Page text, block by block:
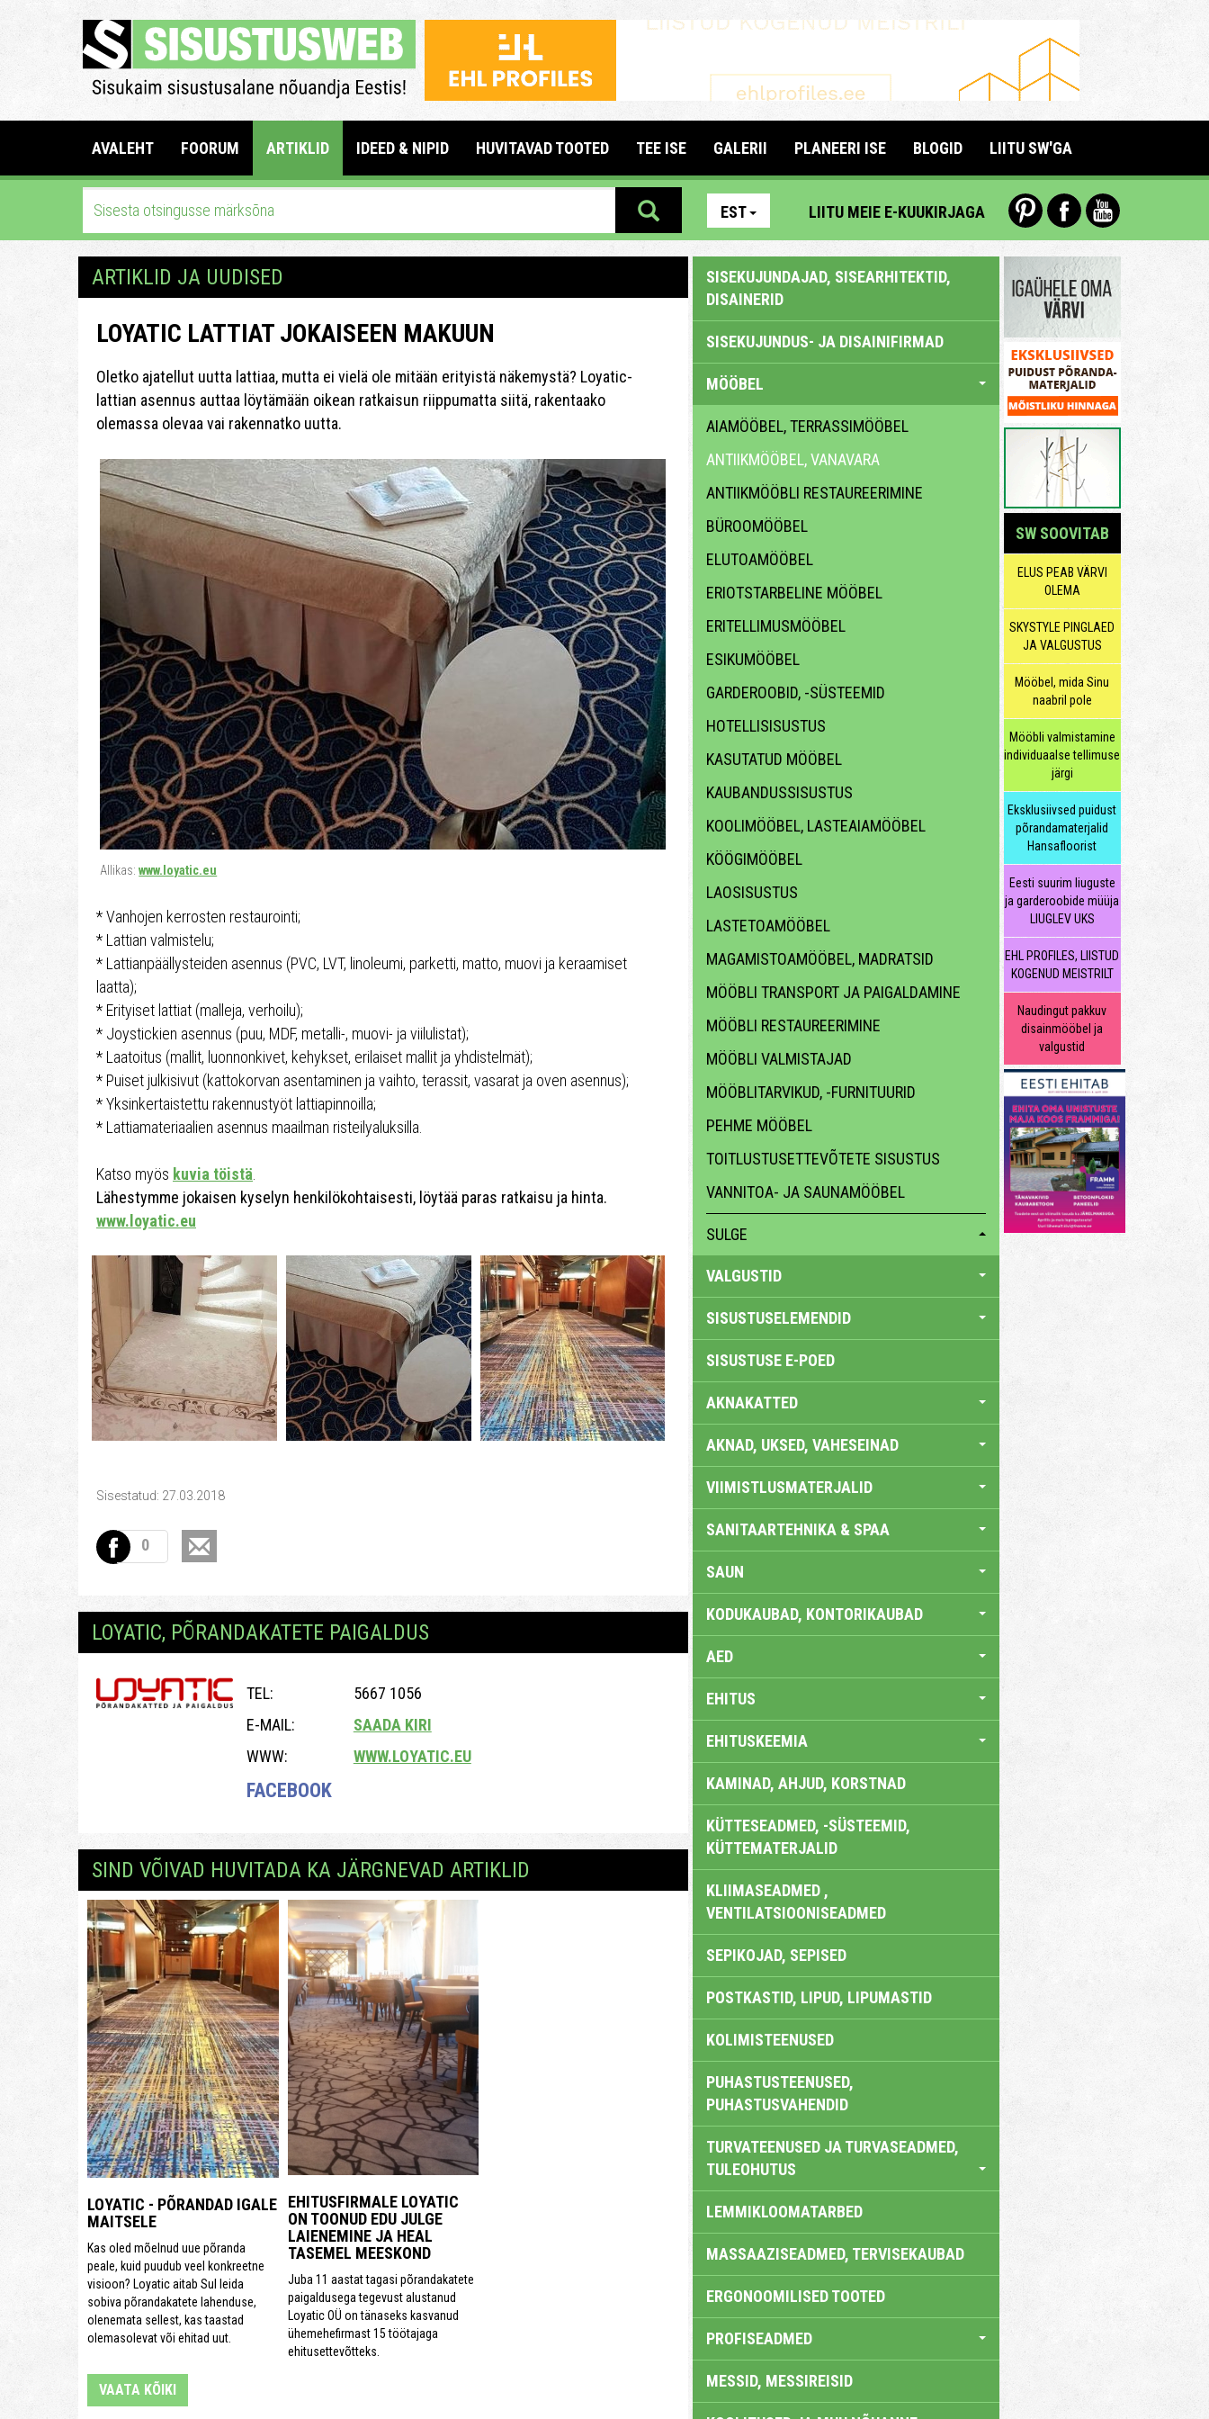
AVALEHT FOORUM ARTIKLID IDEED & NIPID HUVITAVAD TOOTED TEE ISE GALERII PLANEERI ISE BLOGID LIITU SW'GA
EST LIITU MEIE E-KUUKIRJAGA
ARTIKLID JA UUDISED
LOYATIC LATTIAT JOKAISEEN MAKUUN
Oletko ajatellut uutta lattiaa, mutta ei vielä ole mitään erityistä näkemystä? Loyatic-
lattian asennus auttaa löytämään oikean ratkaisun riippumatta siitä, rakentaako
olemassa olevaa vai rakennatko uutta.
Allikas:www.loyatic.eu
* Vanhojen kerrosten restaurointi;
* Lattian valmistelu;
* Lattianpäällysteiden asennus (PVC, LVT, linoleumi, parketti, matto, muovi ja keraamiset
laatta);
* Erityiset lattiat (malleja, verhoilu);
* Joystickien asennus (puu, MDF, metalli-, muovi- ja viilulistat);
* Laatoitus (mallit, luonnonkivet, kehykset, erilaiset mallit ja yhdistelmät);
* Puiset julkisivut (kattokorvan asentaminen ja vaihto, terassit, vasarat ja oven asennus);
* Yksinkertaistettu rakennustyöt lattiapinnoilla;
* Lattiamateriaalien asennus maailman risteilyaluksilla.
Katso myös kuvia töistä
Lähestymme jokaisen kyselyn henkilökohtaisesti, löytää paras ratkaisu ja hinta.
www.loyatic.eu
Sisestatud: 27.03.2018
0
LOYATIC, PÕRANDAKATETE PAIGALDUS
TEL:
5667 1056
E-MAIL:
SAADA KIRI
WWW:
WWW.LOYATIC.EU
FACEBOOK
SIND VÕIVAD HUVITADA KA JÄRGNEVAD ARTIKLID
LOYATIC - PÕRANDAD IGALE
MAITSELE
Kas oled mõelnud uue põranda
peale, kuid puudub veel konkreetne
visioon? Loyatic aitab Sul leida
sobiva põrandakatete lahenduse,
olenemata sellest, kas taastad
olemasolevat või ehitad uut.
EHITUSFIRMALE LOYATIC
ON TOONUD EDU JULGE
LAIENEMINE JA HEAL
TASEMEL MEESKOND
Juba 11 aastat tagasi põranda­katete
paigaldusega tegevust alustanud
Loyatic OÜ on tänaseks kasvanud
ühemehefirmast 15 töötajaga
ehitusettevõtteks.
VAATA KÕIKI
SISEKUJUNDAJAD, SISEARHITEKTID,
DISAINERID
SISEKUJUNDUS- JA DISAINIFIRMAD
MÖÖBEL
AIAMÖÖBEL, TERRASSIMÖÖBEL
ANTIIKMÖÖBEL, VANAVARA
ANTIIKMÖÖBLI RESTAUREERIMINE
BÜROOMÖÖBEL
ELUTOAMÖÖBEL
ERIOTSTARBELINE MÖÖBEL
ERITELLIMUSMÖÖBEL
ESIKUMÖÖBEL
GARDEROOBID, -SÜSTEEMID
HOTELLISISUSTUS
KASUTATUD MÖÖBEL
KAUBANDUSSISUSTUS
KOOLIMÖÖBEL, LASTEAIAMÖÖBEL
KÖÖGIMÖÖBEL
LAOSISUSTUS
LASTETOAMÖÖBEL
MAGAMISTOAMÖÖBEL, MADRATSID
MÖÖBLI TRANSPORT JA PAIGALDAMINE
MÖÖBLI RESTAUREERIMINE
MÖÖBLI VALMISTAJAD
MÖÖBLITARVIKUD, -FURNITUURID
PEHME MÖÖBEL
TOITLUSTUSETTEVÕTETE SISUSTUS
VANNITOA- JA SAUNAMÖÖBEL
SULGE
VALGUSTID
SISUSTUSELEMENDID
SISUSTUSE E-POED
AKNAKATTED
AKNAD, UKSED, VAHESEINAD
VIIMISTLUSMATERJALID
SANITAARTEHNIKA & SPAA
SAUN
KODUKAUBAD, KONTORIKAUBAD
AED
EHITUS
EHITUSKEEMIA
KAMINAD, AHJUD, KORSTNAD
KÜTTESEADMED, -SÜSTEEMID,
KÜTTEMATERJALID
KLIIMASEADMED ,
VENTILATSIOONISEADMED
SEPIKOJAD, SEPISED
POSTKASTID, LIPUD, LIPUMASTID
KOLIMISTEENUSED
PUHASTUSTEENUSED,
PUHASTUSVAHENDID
TURVATEENUSED JA TURVASEADMED,
TULEOHUTUS
LEMMIKLOOMATARBED
MASSAAZISEADMED, TERVISEKAUBAD
ERGONOOMILISED TOOTED
PROFISEADMED
MESSID, MESSIREISID
SW SOOVITAB
ELUS PEAB VÄRVI
OLEMA
SKYSTYLE PINGLAED
JA VALGUSTUS
Mööbel, mida Sinu
naabril pole
Mööbli valmistamine
individuaalse tellimuse
järgi
Eksklusiivsed puidust
põrandamaterjalid
Hansafloorist
Eesti suurim liuguste
ja garderoobide müüja
LIUGLEV UKS
EHL PROFILES, LIISTUD
KOGENUD MEISTRILT
Naudingut pakkuv
disainmööbel ja
valgustid